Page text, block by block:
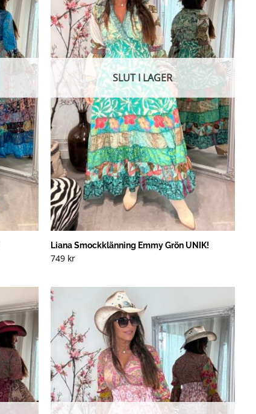
SLUT I LAGER
Liana Smockklänning Emmy Grön UNIK!
749 kr